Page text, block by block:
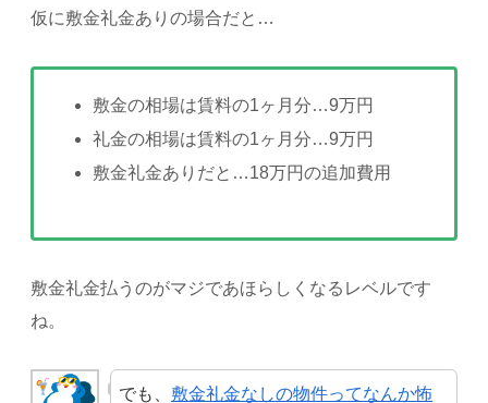
仮に敷金礼金ありの場合だと…
敷金の相場は賃料の1ヶ月分…9万円
礼金の相場は賃料の1ヶ月分…9万円
敷金礼金ありだと…18万円の追加費用
敷金礼金払うのがマジであほらしくなるレベルです
ね。
でも、 敷金礼金なしの物件ってなんか怖